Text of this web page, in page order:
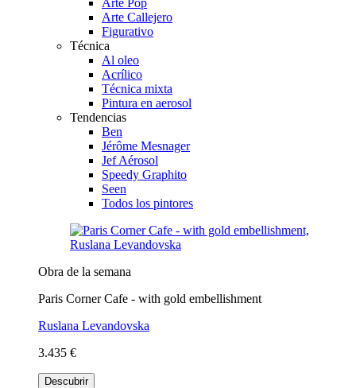
Arte Callejero
Figurativo
Técnica
Al oleo
Acrílico
Técnica mixta
Pintura en aerosol
Tendencias
Ben
Jérôme Mesnager
Jef Aérosol
Speedy Graphito
Seen
Todos los pintores
Obra de la semana
Paris Corner Cafe - with gold embellishment
Ruslana Levandovska
3.435 €
Descubrir